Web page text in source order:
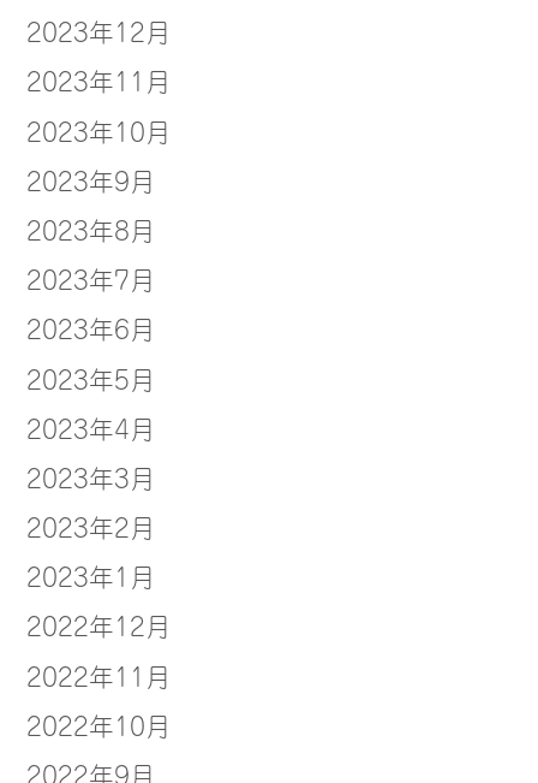
2023年12月
2023年11月
2023年10月
2023年9月
2023年8月
2023年7月
2023年6月
2023年5月
2023年4月
2023年3月
2023年2月
2023年1月
2022年12月
2022年11月
2022年10月
2022年9月